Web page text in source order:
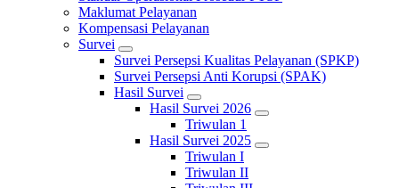
Maklumat Pelayanan
Kompensasi Pelayanan
Survei
Survei Persepsi Kualitas Pelayanan (SPKP)
Survei Persepsi Anti Korupsi (SPAK)
Hasil Survei
Hasil Survei 2026
Triwulan 1
Hasil Survei 2025
Triwulan I
Triwulan II